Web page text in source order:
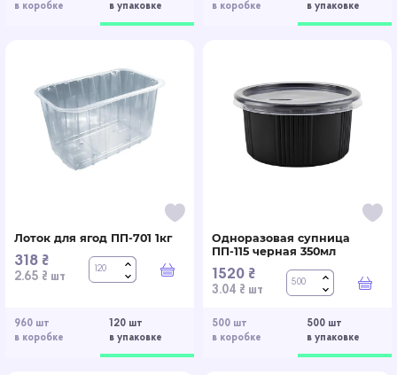
в коробке
в упаковке
в коробке
в упаковке
960 шт
в коробке
120 шт
в упаковке
Лоток для ягод ПП-701 1кг
318 ₴
2.65 ₴ шт В корзину
500 шт
в коробке
500 шт
в упаковке
Одноразовая супница
ПП-115 черная 350мл
1520 ₴
3.04 ₴ шт В